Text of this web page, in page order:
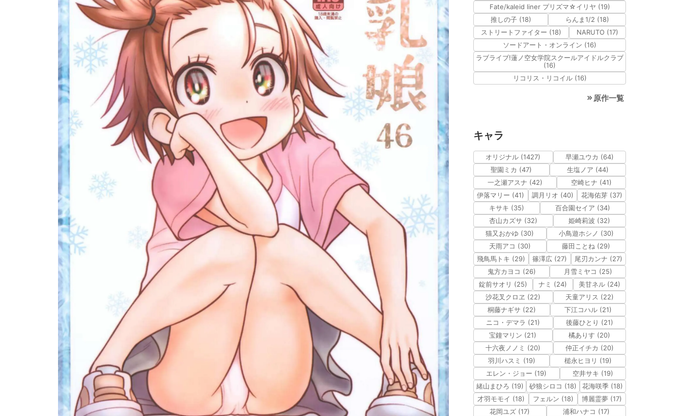
Fate/kaleid liner プリズマ☆イリヤ (19)
推しの子 (18)
らんま1/2 (18)
ストリートファイター (18)
NARUTO (17)
ソードアート・オンライン (16)
ラブライブ!蓮ノ空女学院スクールアイドルクラブ
(16)
リコリス・リコイル (16)
原作一覧
キャラ
オリジナル (1427)
早瀬ユウカ (64)
聖園ミカ (47)
生塩ノア (44)
一之瀬アスナ (42)
空崎ヒナ (41)
伊落マリー (41)
調月リオ (40)
花海佑芽 (37)
キサキ (35)
百合園セイア (34)
杏山カズサ (32)
姫崎莉波 (32)
猫又おかゆ (30)
小鳥遊ホシノ (30)
天雨アコ (30)
藤田ことね (29)
飛鳥馬トキ (29)
篠澤広 (27)
尾刃カンナ (27)
鬼方カヨコ (26)
月雪ミヤコ (25)
錠前サオリ (25)
ナミ (24)
美甘ネル (24)
沙花叉クロヱ (22)
天童アリス (22)
桐藤ナギサ (22)
下江コハル (21)
ニコ・デマラ (21)
後藤ひとり (21)
宝鐘マリン (21)
橘ありす (20)
十六夜ノノミ (20)
仲正イチカ (20)
羽川ハスミ (19)
槌永ヒヨリ (19)
エレン・ジョー (19)
空井サキ (19)
緒山まひろ (19)
砂狼シロコ (18)
花海咲季 (18)
才羽モモイ (18)
フェルン (18)
博麗霊夢 (17)
花岡ユズ (17)
浦和ハナコ (17)